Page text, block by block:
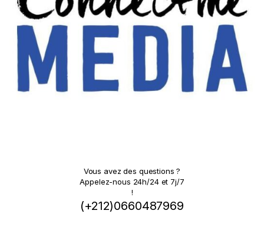
Vous avez des questions ?
Appelez-nous 24h/24 et 7j/7
!
(+212)0660487969